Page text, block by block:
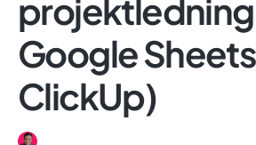
projektledning
Google
ClickUp)